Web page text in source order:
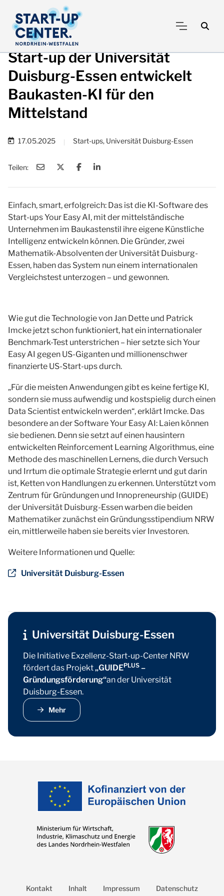
Start-up der Universität
Duisburg-Essen entwickelt
Baukasten-KI für den
Mittelstand
17.05.2025 Start-ups, Universität Duisburg-Essen
Teilen:
Einfach, smart, erfolgreich: Das ist die KI-Software des
Start-ups Your Easy AI, mit der mittelständische
Unternehmen im Baukastenstil ihre eigene Künstliche
Intelligenz entwickeln können. Die Gründer, zwei
Mathematik-Absolventen der Universität Duisburg-
Essen, haben das System nun einem internationalen
Vergleichstest unterzogen – und gewonnen.
Wie gut die Technologie von Jan Dette und Patrick
Imcke jetzt schon funktioniert, hat ein internationaler
Benchmark-Test unterstrichen – hier setzte sich Your
Easy AI gegen US-Giganten und millionenschwer
finanzierte US-Start-ups durch.
„Für die meisten Anwendungen gibt es keine fertige KI,
sondern sie muss aufwendig und kostspielig durch einen
Data Scientist entwickeln werden“, erklärt Imcke. Das
besondere an der Software Your Easy AI: Laien können
sie bedienen. Denn sie setzt auf einen hausintern
entwickelten Reinforcement Learning Algorithmus, eine
Methode des maschinellen Lernens, die durch Versuch
und Irrtum die optimale Strategie erlernt und gut darin
ist, Ketten von Handlungen zu erkennen. Unterstützt vom
Zentrum für Gründungen und Innopreneurship (GUIDE)
der Universität Duisburg-Essen warben die beiden
Mathematiker zunächst ein Gründungsstipendium NRW
ein, mittlerweile haben sie bereits vier Investoren.
Weitere Informationen und Quelle:
Universität Duisburg-Essen
Universität Duisburg-Essen
Die Initiative Exzellenz-Start-up-Center NRW
fördert das Projekt„GUIDEPLUS –
Gründungsförderung“an der Universität
Duisburg-Essen.
Mehr
Kontakt Inhalt Impressum Datenschutz